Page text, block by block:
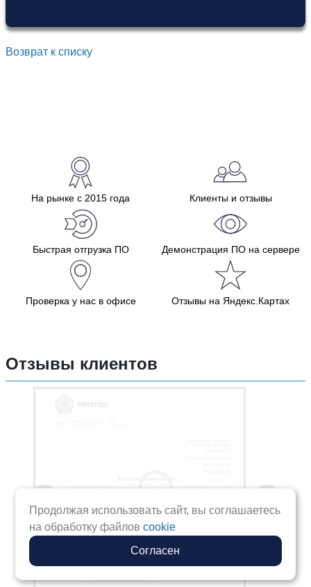
Возврат к списку
На рынке с 2015 года Клиенты и отзывы
Быстрая отгрузка ПО Демонстрация ПО на сервере
Проверка у нас в офисе Отзывы на Яндекс.Картах
Отзывы клиентов
Загрузка галереи...
Продолжая использовать сайт, вы соглашаетесь
на обработку файловcookie
Согласен